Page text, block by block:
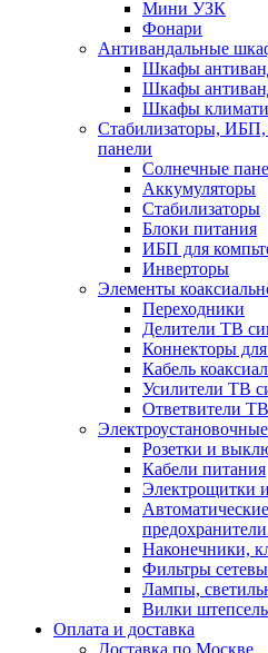
Мини УЗК
Фонари
Антивандальные
Шкафы
Шкафы
Шкафы
Стабилизаторы, ИБП,
панели
Солнечные
Аккумуляторы
Стабилизаторы
Блоки питания
ИБП для
Инверторы
Элементы
Переходники
Делители ТВ
Коннекторы для
Кабель
Усилители ТВ
Ответвители
Розетки и
Кабели питания
Электрощитки
Наконечники,
Фильтры
Лампы,
Вилки
Оплата и доставка
Доставка по Москве